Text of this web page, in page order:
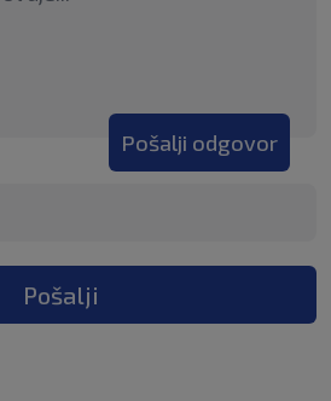
Pošalji odgovor
Pošalji